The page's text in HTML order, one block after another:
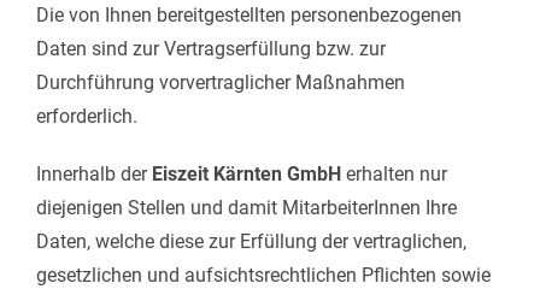
Die von Ihnen bereitgestellten personenbezogenen
Daten sind zur Vertragserfüllung bzw. zur
Durchführung vorvertraglicher Maßnahmen
erforderlich.
Innerhalb der Eiszeit Kärnten GmbH erhalten nur
diejenigen Stellen und damit MitarbeiterInnen Ihre
Daten, welche diese zur Erfüllung der vertraglichen,
gesetzlichen und aufsichtsrechtlichen Pflichten sowie